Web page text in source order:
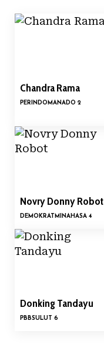
Chandra Rama
PERINDOMANADO 2
Novry Donny Robot
DEMOKRATMINAHASA 4
Donking Tandayu
PBBSULUT 6